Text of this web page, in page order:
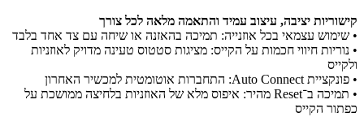
קישוריות יציבה, עיצוב עמיד והתאמה מלאה לכל צורך
• שימוש עצמאי בכל אוזנייה: תמיכה בהאזנה או שיחה עם צד אחד בלבד
• נוריות חיווי חכמות על הקייס: מציגות סטטוס טעינה מדויק לאוזניות
ולקייס
• פונקציית Auto Connect: התחברות אוטומטית למכשיר האחרון
• תמיכה ב־Reset מהיר: איפוס מלא של האוזניות בלחיצה ממושכת על
כפתור הקייס